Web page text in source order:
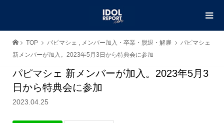
TOP パピマシェ , メンバー加入・卒業・脱退・解雇
パピマシェ
新メンバーが加入。2023年5月3日から特典会に参加
パピマシェ 新メンバーが加入。2023年5月3
日から特典会に参加
2023.04.25